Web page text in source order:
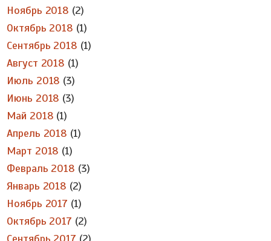
Ноябрь 2018 (2)
Октябрь 2018 (1)
Сентябрь 2018 (1)
Август 2018 (1)
Июль 2018 (3)
Июнь 2018 (3)
Май 2018 (1)
Апрель 2018 (1)
Март 2018 (1)
Февраль 2018 (3)
Январь 2018 (2)
Ноябрь 2017 (1)
Октябрь 2017 (2)